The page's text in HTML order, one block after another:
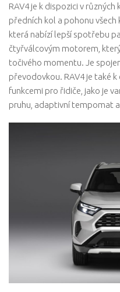
RAV4 je k dispozici v
předních kol a pohonu všech
která nabízí lepší spotřebu
čtyřválcovým motorem,
točivého momentu. Je
převodovkou. RAV4 je také
funkcemi pro řidiče, jako je
pruhu, adaptivní tempomat